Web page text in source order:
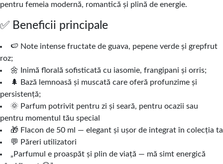
pentru femeia modernă, romantică și plină de energie.
✅ Beneficii principale
🍉 Note intense fructate de guava, pepene verde și grepfrut
roz;
🌼 Inimă florală sofisticată cu iasomie, frangipani și orris;
🌲 Bază lemnoasă și muscată care oferă profunzime și
persistență;
🌞 Parfum potrivit pentru zi și seară, pentru ocazii sau
pentru momentul tău special
🎁 Flacon de 50 ml — elegant și ușor de integrat în colecția ta
💬 Păreri utilizatori
„Parfumul e proaspăt și plin de viață — mă simt energică